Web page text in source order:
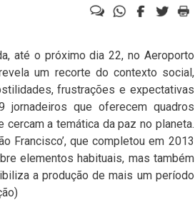
até o próximo dia 22, no Aeroporto
um recorte do contexto social,
frustrações e expectativas
que oferecem quadros
a temática da paz no planeta.
Francisco’, que completou em 2013
elementos habituais, mas também
a produção de mais um período